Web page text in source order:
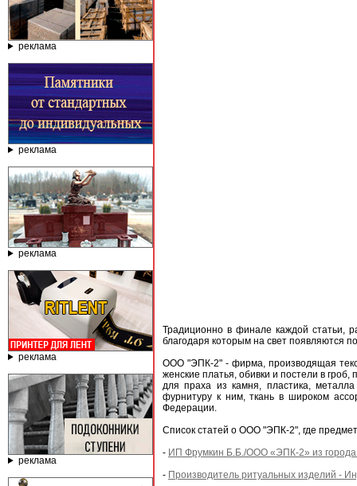
реклама
реклама
реклама
реклама
реклама
Традиционно в финале каждой статьи,
благодаря которым на свет появляются
ООО "ЭПК-2" - фирма, производящая
женские платья, обивки и постели в
для праха из камня, пластика,
фурнитуру к ним, ткань в широком
Федерации.
Список статей о ООО "ЭПК-2", где
- ИП Фрумкин Б.Б./ООО «ЭПК-2» из города
- Производитель ритуальных изделий -